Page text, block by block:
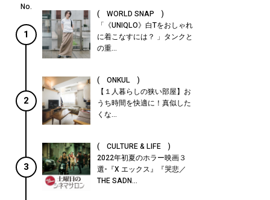
1
( WORLD SNAP )
「《UNIQLO》白Tをおしゃれ
に着こなすには？ 」タンクと
の重...
2
( ONKUL )
【１人暮らしの狭い部屋】お
うち時間を快適に！真似した
くな...
3
( CULTURE & LIFE )
2022年初夏のホラー映画３
選-『X エックス』『哭悲／
THE SADN...